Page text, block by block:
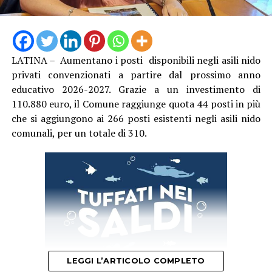
Possono
partecipare i
laureati che
abbiano
discusso
una tesi di
laurea
magistrale o
conseguito un diploma di specializzazione negli anni
accademici 2023/2024, 2024/2025 e 2025/2026 (entro il
31 agosto 2026), nelle facoltà di Architettura, Storia
dell’Arte, Lettere, Storia e Conservazione dei Beni
Culturali. Le tesi dovranno riguardare il restauro di beni
territorio o a un bene sottoposto a tutela ai sensi del
D.Lgs. 42/2004. Oltre all’elaborato, i candidati dovranno
LATINA – Aumentano i posti disponibili negli asili nido
privati convenzionati a partire dal prossimo anno
educativo 2026-2027. Grazie a un investimento di
110.880 euro, il Comune raggiunge quota 44 posti in più
che si aggiungono ai 266 posti esistenti negli asili nido
comunali, per un totale di 310.
LEGGI L’ARTICOLO COMPLETO